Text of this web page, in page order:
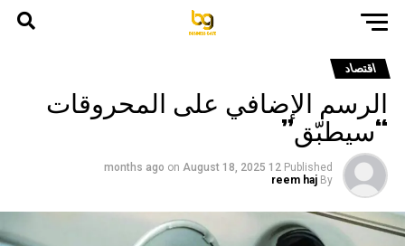
اقتصاد
الرسم الإضافي على المحروقات
“سيطبّق”
Published
12 months ago
on August 18, 2025
By
reem haj